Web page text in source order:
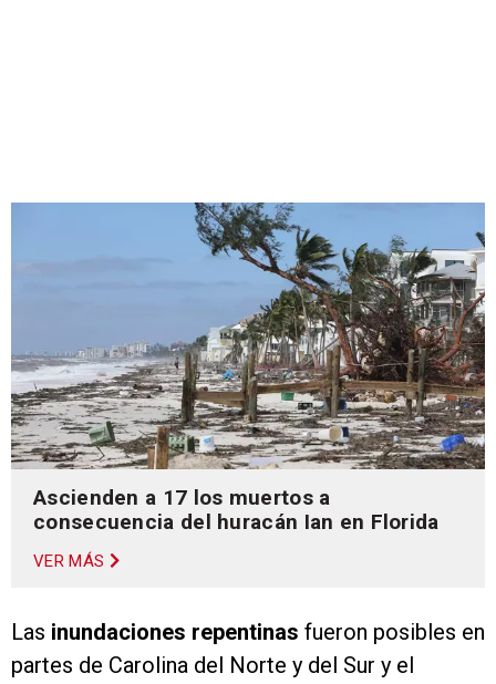
Ascienden a 17 los muertos a
consecuencia del huracán Ian en Florida
VER MÁS
Las inundaciones repentinas fueron posibles en
partes de Carolina del Norte y del Sur y el